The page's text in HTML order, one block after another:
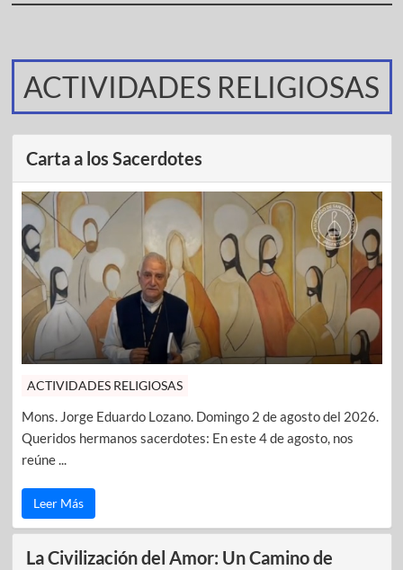
ACTIVIDADES RELIGIOSAS
Carta a los Sacerdotes
ACTIVIDADES RELIGIOSAS
Mons. Jorge Eduardo Lozano. Domingo 2 de agosto del 2026.
Queridos hermanos sacerdotes: En este 4 de agosto, nos
reúne ...
Leer Más
La Civilización del Amor: Un Camino de